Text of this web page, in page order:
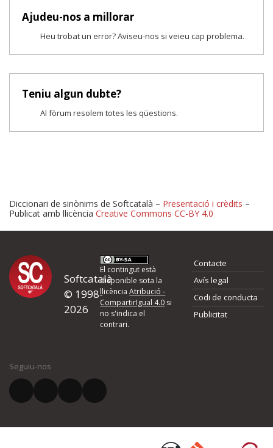
Ajudeu-nos a millorar
Heu trobat un error? Aviseu-nos si veieu cap problema.
Teniu algun dubte?
Al fòrum resolem totes les qüestions.
Proposeu-nos millores o
d'errors
Si heu trobat un error o voleu proposar alguna millora, ompliu els
quina és la millora que proposeu o l'error del qual voleu informar-
El vostre correu electrònic *
Diccionari de sinònims de Softcatalà – Presentació i crèdits –
Publicat amb llicència Creative Commons CC-BY 4.0
Softcatalà
© 1998-
2026
El contingut està
disponible sota la
llicènciaAtribució -
CompartirIgual 4.0 si
no s'indica el
contrari.
Contacte
Avís legal
Codi de conducta
Publicitat
Seguiu-nos